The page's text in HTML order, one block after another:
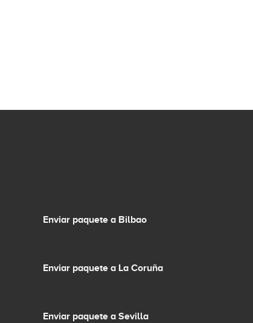
Enviar paquete a Bilbao
Enviar paquete a La Coruña
Enviar paquete a Sevilla